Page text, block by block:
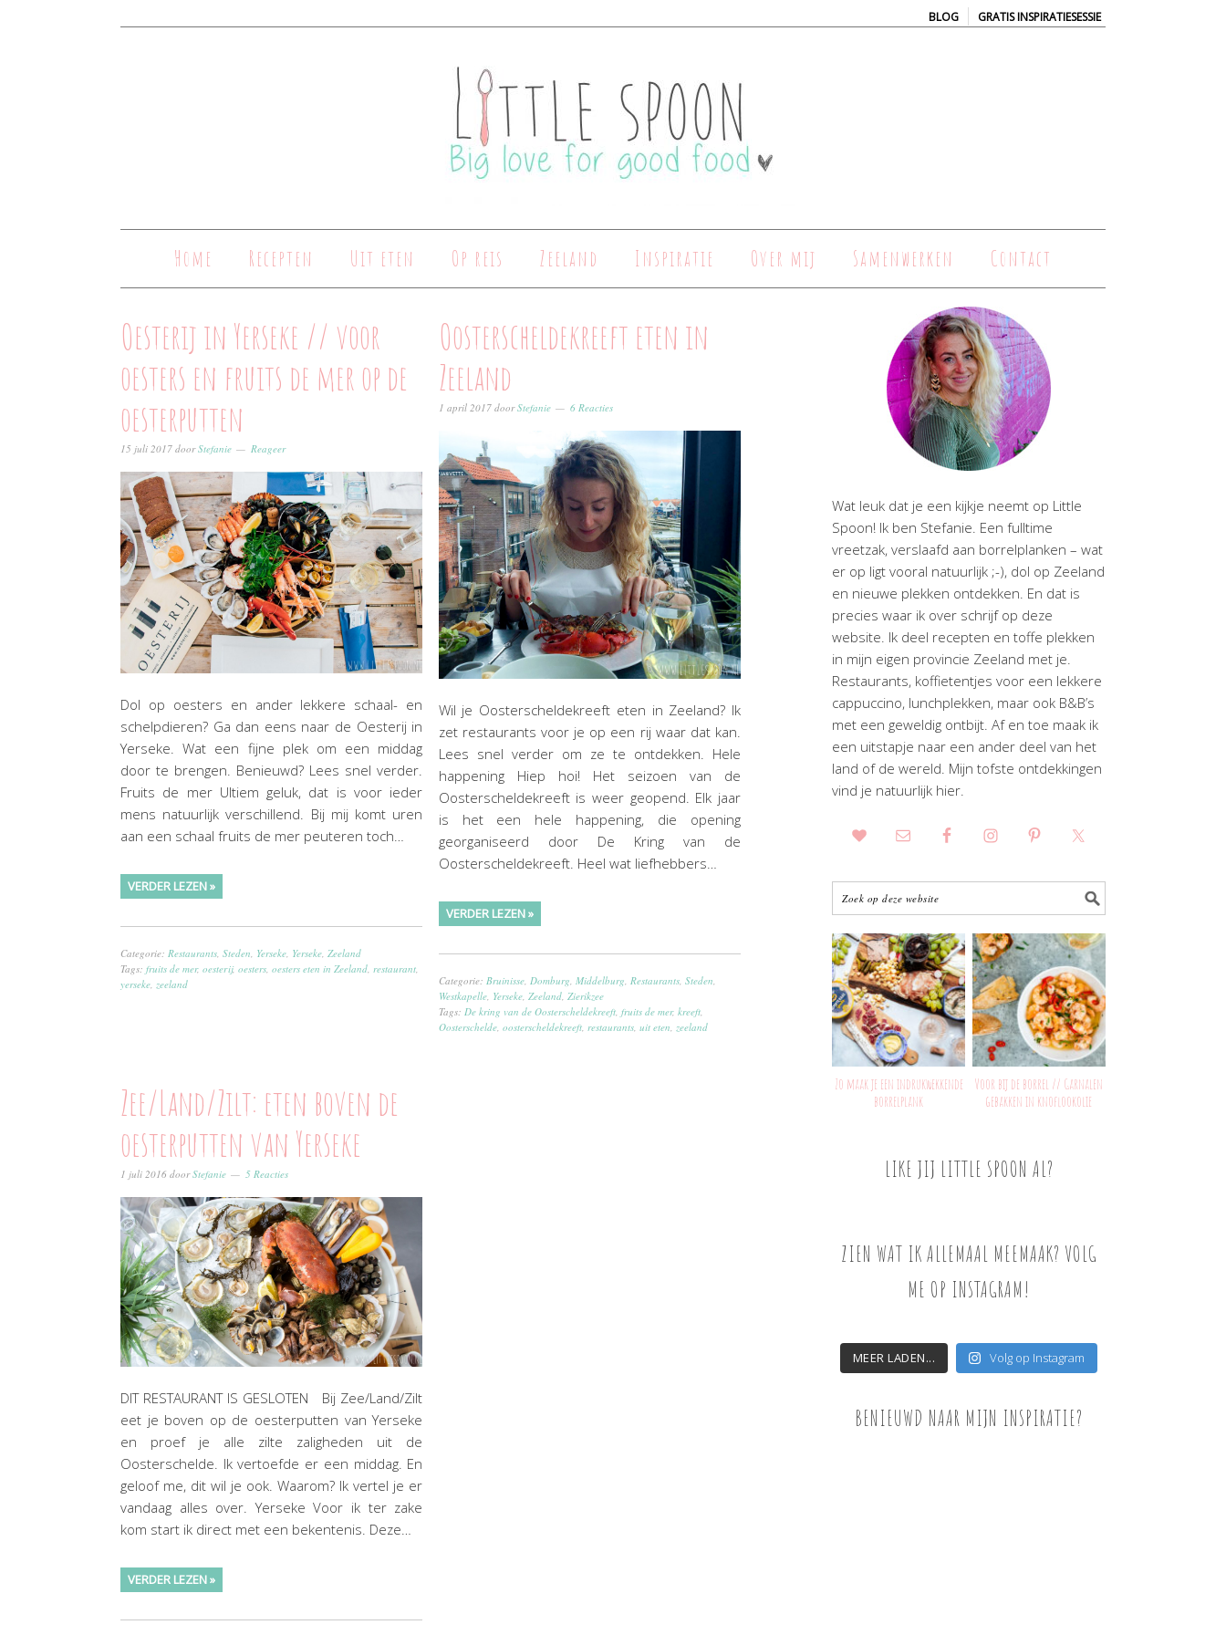
BLOG | GRATIS INSPIRATIESESSIE
Home Recepten Uit eten Op reis Zeeland Inspiratie Over mij Samenwerken Contact
Oesterij in Yerseke // voor
oesters en fruits de mer op de
oesterputten
15 juli 2017 doorStefanie Reageer
Dol op oesters en ander lekkere schaal- en
schelpdieren? Ga dan eens naar de Oesterij in
Yerseke. Wat een fijne plek om een middag
door te brengen. Benieuwd? Lees snel verder.
Fruits de mer Ultiem geluk, dat is voor ieder
mens natuurlijk verschillend. Bij mij komt uren
aan een schaal fruits de mer peuteren toch…
VERDER LEZEN »
Categorie: Restaurants Steden Yerseke Yerseke Zeeland
Tags: fruits de mer, oesterij, oesters oesters eten in Zeeland restaurant
yerseke zeeland
Oosterscheldekreeft eten in
Zeeland
1 april 2017doorStefanie 6 Reacties
Wil je Oosterscheldekreeft eten in Zeeland? Ik
zet restaurants voor je op een rij waar dat kan.
Lees snel verder om ze te ontdekken. Hele
happening Hiep hoi! Het seizoen van de
Oosterscheldekreeft is weer geopend. Elk jaar
is het een hele happening, die opening
georganiseerd door De Kring van de
Oosterscheldekreeft. Heel wat liefhebbers…
VERDER LEZEN »
Categorie: Bruinisse, Domburg Middelburg Restaurants, Steden
Westkapelle, Yerseke, Zeeland, Zierikzee
Tags: De kring van de Oosterscheldekreeft, fruits de mer, kreeft,
Oosterschelde, oosterscheldekreeft, restaurants, uit eten zeeland
Zee/Land/Zilt: eten boven de
oesterputten van Yerseke
1 juli 2016 doorStefanie 5 Reacties
DIT RESTAURANT IS GESLOTEN Bij Zee/Land/Zilt
eet je boven op de oesterputten van Yerseke
en proef je alle zilte zaligheden uit de
Oosterschelde. Ik vertoefde er een middag. En
geloof me, dit wil je ook. Waarom? Ik vertel je er
vandaag alles over. Yerseke Voor ik ter zake
kom start ik direct met een bekentenis. Deze…
VERDER LEZEN »
Wat leuk dat je een kijkje neemt op Little
Spoon! Ik ben Stefanie. Een fulltime
vreetzak, verslaafd aan borrelplanken – wat
er op ligt vooral natuurlijk ;-), dol op Zeeland
en nieuwe plekken ontdekken. En dat is
precies waar ik over schrijf op deze
website. Ik deel recepten en toffe plekken
in mijn eigen provincie Zeeland met je.
Restaurants, koffietentjes voor een lekkere
cappuccino, lunchplekken, maar ook B&B’s
met een geweldig ontbijt. Af en toe maak ik
een uitstapje naar een ander deel van het
land of de wereld. Mijn tofste ontdekkingen
vind je natuurlijk hier.
Zo maak je een indrukwekkende
borrelplank
Voor bij de borrel // Garnalen
gebakken in knoflookolie
LIKE JIJ LITTLE SPOON AL?
ZIEN WAT IK ALLEMAAL MEEMAAK? VOLG
ME OP INSTAGRAM!
MEER LADEN... Volg op Instagram
BENIEUWD NAAR MIJN INSPIRATIE?